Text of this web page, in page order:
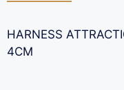
HARNESS
4CM